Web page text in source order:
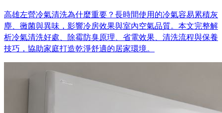
高雄左營冷氣清洗為什麼重要？長時間使用的冷氣容易累積灰
塵、黴菌與異味，影響冷房效果與室內空氣品質。本文完整解
析冷氣清洗好處、除霉防臭原理、省電效果、清洗流程與保養
技巧，協助家庭打造乾淨舒適的居家環境。